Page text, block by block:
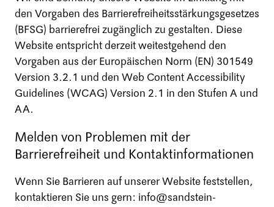
den Vorgaben des Barrierefreiheitsstärkungsgesetzes
(BFSG) barrierefrei zugänglich zu gestalten. Diese
Website entspricht derzeit weitestgehend den
Vorgaben aus der Europäischen Norm (EN) 301549
Version 3.2.1 und den Web Content Accessibility
Guidelines (WCAG) Version 2.1 in den Stufen A und
AA.
Melden von Problemen mit der
Barrierefreiheit und Kontaktinformationen
Wenn Sie Barrieren auf unserer Website feststellen,
kontaktieren Sie uns gern: info@sandstein-